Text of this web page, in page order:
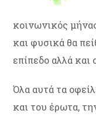
κοινωνικός
και φυσικά θα
επίπεδο αλλά και
Όλα αυτά τα
και του έρωτα,